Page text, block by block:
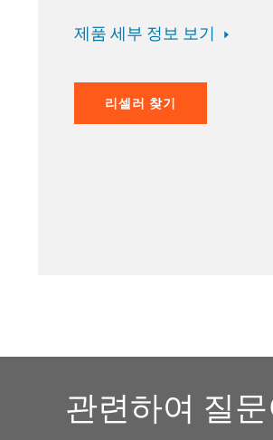
제품 세부 정보 보기
리셀러 찾기
관련하여 질